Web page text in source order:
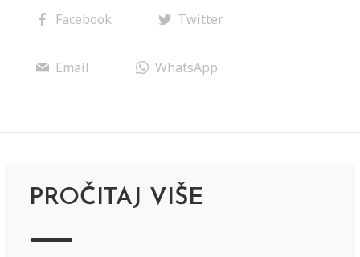
Facebook Twitter
Email WhatsApp
PROČITAJ VIŠE